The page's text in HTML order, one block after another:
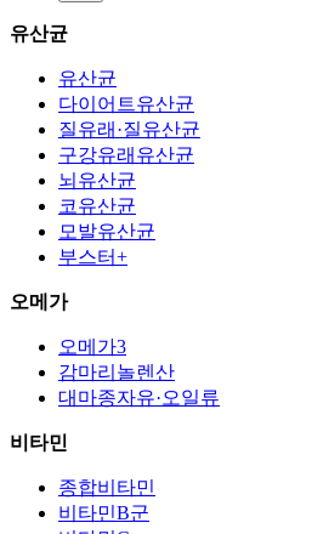
유산균
유산균
다이어트유산균
질유래·질유산균
구강유래유산균
뇌유산균
코유산균
모발유산균
부스터+
오메가
오메가3
감마리놀렌산
대마종자유·오일류
비타민
종합비타민
비타민B군